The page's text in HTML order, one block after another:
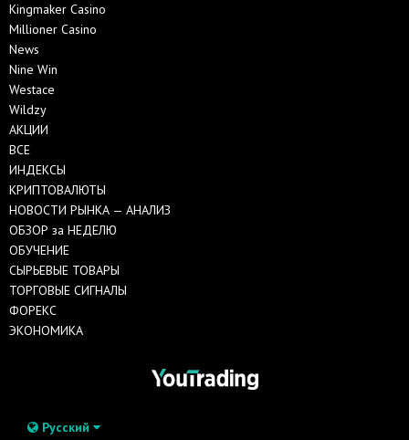
Kingmaker Casino
Millioner Casino
News
Nine Win
Westace
Wildzy
АКЦИИ
ВСЕ
ИНДЕКСЫ
КРИПТОВАЛЮТЫ
НОВОСТИ РЫНКА — АНАЛИЗ
ОБЗОР за НЕДЕЛЮ
ОБУЧЕНИЕ
СЫРЬЕВЫЕ ТОВАРЫ
ТОРГОВЫЕ СИГНАЛЫ
ФОРЕКС
ЭКОНОМИКА
Русский